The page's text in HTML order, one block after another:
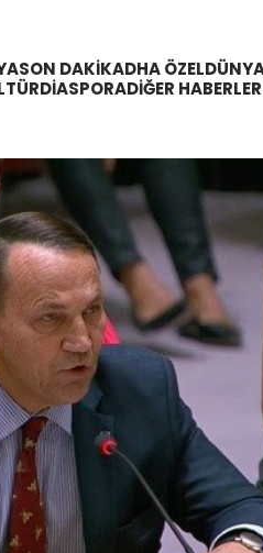
SON DAKIKADHA ÖZEL
DIASPORADIĞER HABERLER